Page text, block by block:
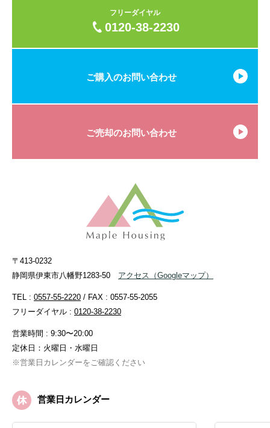
フリーダイヤル
0120-38-2230
ご購入のお問い合わせ
ご売却のお問い合わせ
〒413-0232
静岡県伊東市八幡野1283-50
アクセス （Googleマップ）
TEL : 0557-55-2220 / FAX : 0557-55-2055
フリーダイヤル : 0120-38-2230
営業時間 : 9:30〜20:00
定休日：火曜日・水曜日
※営業日カレンダーをご確認ください
営業日カレンダー